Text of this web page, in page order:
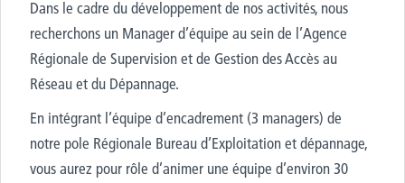
Dans le cadre du développement de nos activités, nous
recherchons un Manager d’équipe au sein de l’Agence
Régionale de Supervision et de Gestion des Accès au
Réseau et du Dépannage.
En intégrant l’équipe d’encadrement (3 managers) de
notre pole Régionale Bureau d’Exploitation et dépannage,
vous aurez pour rôle d’animer une équipe d’environ 30